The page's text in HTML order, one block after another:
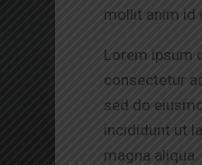
mollit anim id
Lorem ipsum
consectetur
sed do
incididunt ut
magna